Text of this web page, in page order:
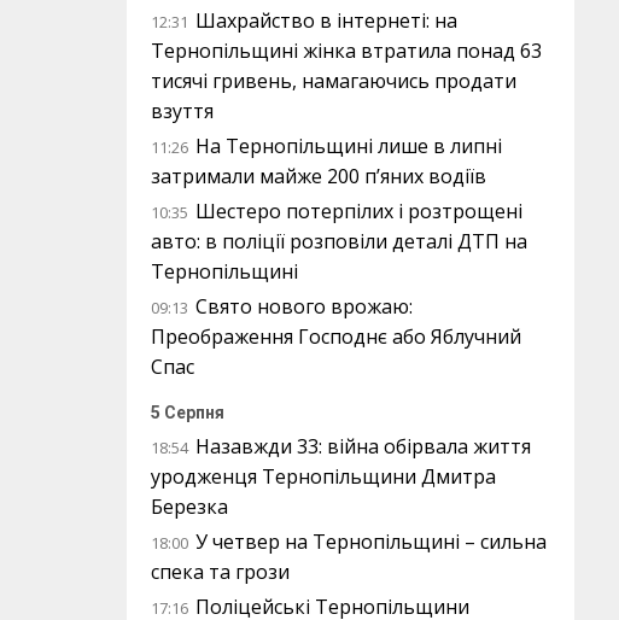
12:31 Шахрайство в інтернеті: на
Тернопільщині жінка втратила понад 63
тисячі гривень, намагаючись продати
взуття
11:26 На Тернопільщині лише в липні
затримали майже 200 п’яних водіїв
10:35 Шестеро потерпілих і розтрощені
авто: в поліції розповіли деталі ДТП на
Тернопільщині
09:13 Свято нового врожаю:
Преображення Господнє або Яблучний
Спас
5 Серпня
18:54 Назавжди 33: війна обірвала життя
уродженця Тернопільщини Дмитра
Березка
18:00 У четвер на Тернопільщині – сильна
спека та грози
17:16 Поліцейські Тернопільщини